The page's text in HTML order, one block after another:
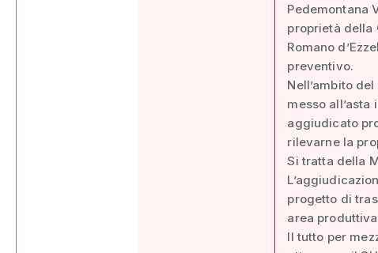
Pedemontana
proprietà della
Romano
preventivo.
Nell’ambito
messo
aggiudicato
rilevarne la
Si tratta della
progetto di
area
Il tutto per